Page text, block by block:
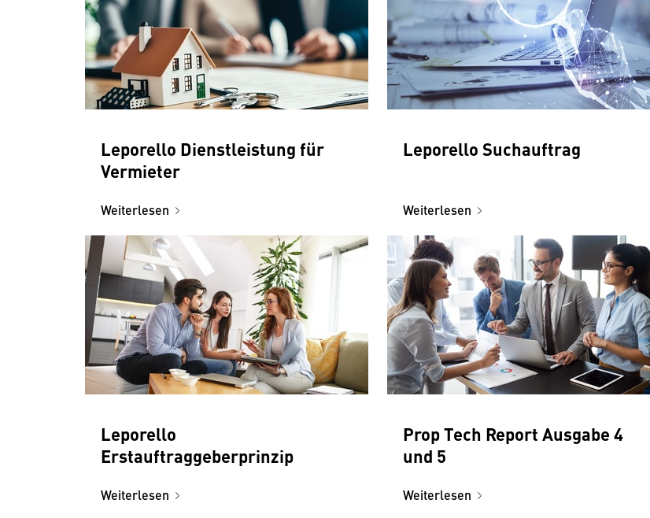
Leporello Dienstleistung für
Vermieter
Weiterlesen
Leporello Suchauftrag
Weiterlesen
Leporello
Erstauftraggeberprinzip
Weiterlesen
Prop Tech Report Ausgabe 4
und 5
Weiterlesen